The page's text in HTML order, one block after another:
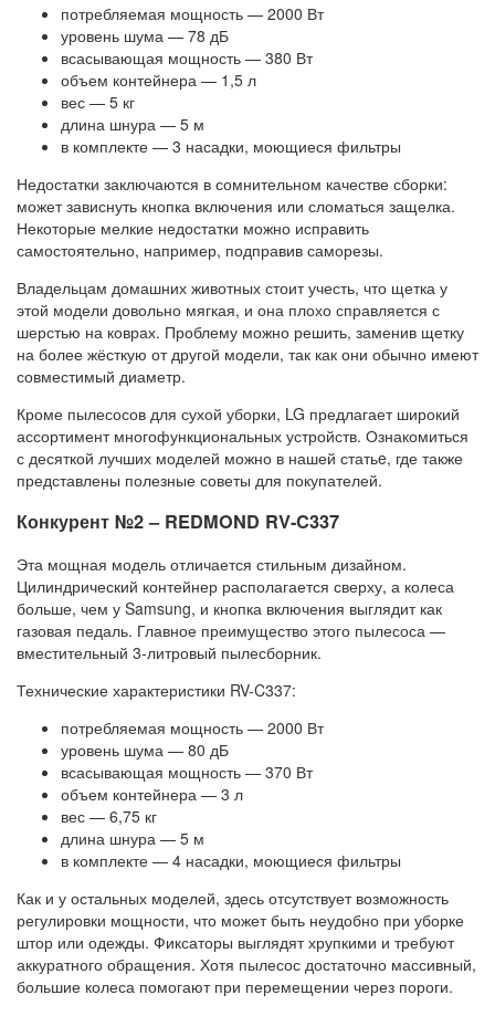
потребляемая мощность — 2000 Вт
уровень шума — 78 дБ
всасывающая мощность — 380 Вт
объем контейнера — 1,5 л
вес — 5 кг
длина шнура — 5 м
в комплекте — 3 насадки, моющиеся фильтры
Недостатки заключаются в сомнительном качестве сборки:
может зависнуть кнопка включения или сломаться защелка.
Некоторые мелкие недостатки можно исправить
самостоятельно, например, подправив саморезы.
Владельцам домашних животных стоит учесть, что щетка у
этой модели довольно мягкая, и она плохо справляется с
шерстью на коврах. Проблему можно решить, заменив щетку
на более жёсткую от другой модели, так как они обычно имеют
совместимый диаметр.
Кроме пылесосов для сухой уборки, LG предлагает широкий
ассортимент многофункциональных устройств. Ознакомиться
с десяткой лучших моделей можно в нашей статьe, где также
представлены полезные советы для покупателей.
Конкурент №2 – REDMOND RV-C337
Эта мощная модель отличается стильным дизайном.
Цилиндрический контейнер располагается сверху, а колеса
больше, чем у Samsung, и кнопка включения выглядит как
газовая педаль. Главное преимущество этого пылесоса —
вместительный 3-литровый пылесборник.
Технические характеристики RV-C337:
потребляемая мощность — 2000 Вт
уровень шума — 80 дБ
всасывающая мощность — 370 Вт
объем контейнера — 3 л
вес — 6,75 кг
длина шнура — 5 м
в комплекте — 4 насадки, моющиеся фильтры
Как и у остальных моделей, здесь отсутствует возможность
регулировки мощности, что может быть неудобно при уборке
штор или одежды. Фиксаторы выглядят хрупкими и требуют
аккуратного обращения. Хотя пылесос достаточно массивный,
большие колеса помогают при перемещении через пороги.